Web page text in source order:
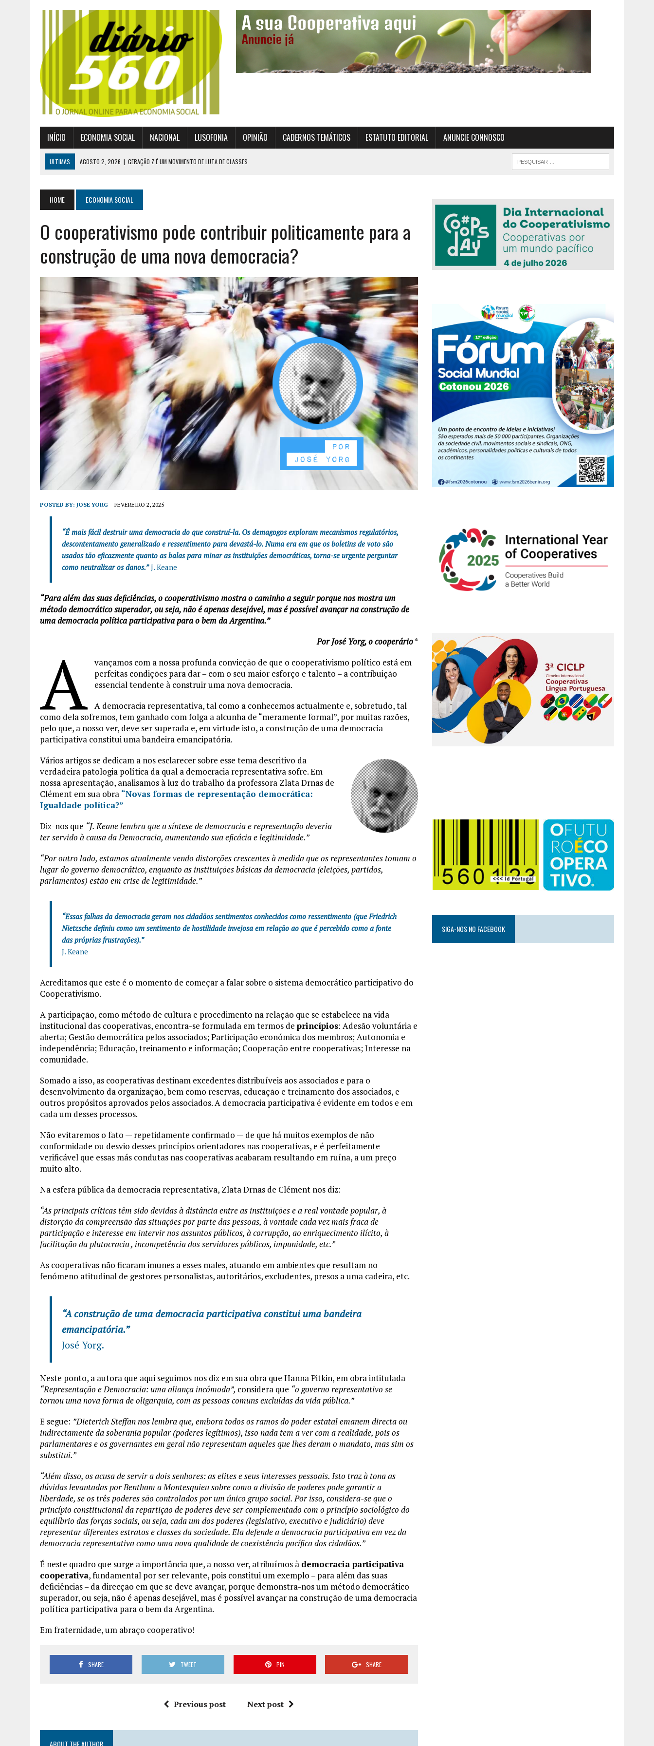
INÍCIO ECONOMIA SOCIAL NACIONAL LUSOFONIA OPINIÃO CADERNOS TEMÁTICOS ESTATUTO EDITORIAL ANUNCIE CONNOSCO
ULTIMAS AGOSTO 2, 2026 | GERAÇÃO Z É UM MOVIMENTO DE LUTA DE CLASSES
JULHO 26, 2026 | UM MARCO QUE REDEFINE O COOPERATIVISMO GLOBAL
UM ENTRE MUITOS
HOME ECONOMIA SOCIAL
O cooperativismo pode contribuir politicamente para a
construção de uma nova democracia?
POSTED BY: JOSE YORG FEVEREIRO 2, 2025
“É mais fácil destruir uma democracia do que construí-la. Os demagogos exploram mecanismos regulatórios,
descontentamento generalizado e ressentimento para devastá-lo. Numa era em que os boletins de voto são
usados tão eficazmente quanto as balas para minar as instituições democráticas, torna-se urgente perguntar
como neutralizar os danos.”J. Keane
“Para além das suas deficiências, o cooperativismo mostra o caminho a seguir porque nos mostra um
método democrático superador, ou seja, não é apenas desejável, mas é possível avançar na construção de
uma democracia política participativa para o bem da Argentina.”
Por José Yorg, o cooperário*
A
vançamos com a nossa profunda convicção de que o cooperativismo político está em
perfeitas condições para dar – com o seu maior esforço e talento – a contribuição
essencial tendente à construir uma nova democracia.
A democracia representativa, tal como a conhecemos actualmente e, sobretudo, tal
como dela sofremos, tem ganhado com folga a alcunha de “meramente formal”, por muitas razões,
pelo que, a nosso ver, deve ser superada e, em virtude isto, a construção de uma democracia
participativa constitui uma bandeira emancipatória.
Vários artigos se dedicam a nos esclarecer sobre esse tema descritivo da
verdadeira patologia política da qual a democracia representativa sofre. Em
nossa apresentação, analisamos à luz do trabalho da professora Zlata Drnas de
Clément em sua obra “Novas formas de representação democrática:
Igualdade política?”
Diz-nos que “J. Keane lembra que a síntese de democracia e representação deveria
ter servido à causa da Democracia, aumentando sua eficácia e legitimidade.”
“Por outro lado, estamos atualmente vendo distorções crescentes à medida que os representantes tomam o
lugar do governo democrático, enquanto as instituições básicas da democracia (eleições, partidos,
parlamentos) estão em crise de legitimidade.”
“Essas falhas da democracia geram nos cidadãos sentimentos conhecidos como ressentimento (que Friedrich
Nietzsche definiu como um sentimento de hostilidade invejosa em relação ao que é percebido como a fonte
das próprias frustrações).”
J. Keane
Acreditamos que este é o momento de começar a falar sobre o sistema democrático participativo do
Cooperativismo.
A participação, como método de cultura e procedimento na relação que se estabelece na vida
institucional das cooperativas, encontra-se formulada em termos de princípios: Adesão voluntária e
aberta; Gestão democrática pelos associados; Participação económica dos membros; Autonomia e
independência; Educação, treinamento e informação; Cooperação entre cooperativas; Interesse na
comunidade.
Somado a isso, as cooperativas destinam excedentes distribuíveis aos associados e para o
desenvolvimento da organização, bem como reservas, educação e treinamento dos associados, e
outros propósitos aprovados pelos associados. A democracia participativa é evidente em todos e em
cada um desses processos.
Não evitaremos o fato — repetidamente confirmado — de que há muitos exemplos de não
conformidade ou desvio desses princípios orientadores nas cooperativas, e é perfeitamente
verificável que essas más condutas nas cooperativas acabaram resultando em ruína, a um preço
muito alto.
Na esfera pública da democracia representativa, Zlata Drnas de Clément nos diz:
“As principais críticas têm sido devidas à distância entre as instituições e a real vontade popular, à
distorção da compreensão das situações por parte das pessoas, à vontade cada vez mais fraca de
participação e interesse em intervir nos assuntos públicos, à corrupção, ao enriquecimento ilícito, à
facilitação da plutocracia , incompetência dos servidores públicos, impunidade, etc.”
As cooperativas não ficaram imunes a esses males, atuando em ambientes que resultam no
fenómeno atitudinal de gestores personalistas, autoritários, excludentes, presos a uma cadeira, etc.
“A construção de uma democracia participativa constitui uma bandeira
emancipatória.”
José Yorg.
Neste ponto, a autora que aqui seguimos nos diz em sua obra que Hanna Pitkin, em obra intitulada
“Representação e Democracia: uma aliança incómoda”, considera que “o governo representativo se
tornou uma nova forma de oligarquia, com as pessoas comuns excluídas da vida pública.”
E segue: ”Dieterich Steffan nos lembra que, embora todos os ramos do poder estatal emanem directa ou
indirectamente da soberania popular (poderes legítimos), isso nada tem a ver com a realidade, pois os
parlamentares e os governantes em geral não representam aqueles que lhes deram o mandato, mas sim os
substitui.”
“Além disso, os acusa de servir a dois senhores: as elites e seus interesses pessoais. Isto traz à tona as
dúvidas levantadas por Bentham a Montesquieu sobre como a divisão de poderes pode garantir a
liberdade, se os três poderes são controlados por um único grupo social. Por isso, considera-se que o
princípio constitucional da repartição de poderes deve ser complementado com o princípio sociológico do
equilíbrio das forças sociais, ou seja, cada um dos poderes (legislativo, executivo e judiciário) deve
representar diferentes estratos e classes da sociedade. Ela defende a democracia participativa em vez da
democracia representativa como uma nova qualidade de coexistência pacífica dos cidadãos.”
É neste quadro que surge a importância que, a nosso ver, atribuímos à democracia participativa
cooperativa, fundamental por ser relevante, pois constitui um exemplo – para além das suas
deficiências – da direcção em que se deve avançar, porque demonstra-nos um método democrático
superador, ou seja, não é apenas desejável, mas é possível avançar na construção de uma democracia
política participativa para o bem da Argentina.
Em fraternidade, um abraço cooperativo!
SHARE TWEET PIN SHARE
Previous post Next post
ABOUT THE AUTHOR
SIGA-NOS NO FACEBOOK